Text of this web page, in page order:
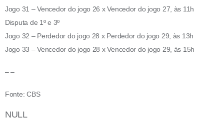
Jogo 31 – Vencedor do jogo 26 x Vencedor do jogo 27, às 11h
Disputa de 1º e 3º
Jogo 32 – Perdedor do jogo 28 x Perdedor do jogo 29, às 13h
Jogo 33 – Vencedor do jogo 28 x Vencedor do jogo 29, às 15h
– –
Fonte: CBS
NULL